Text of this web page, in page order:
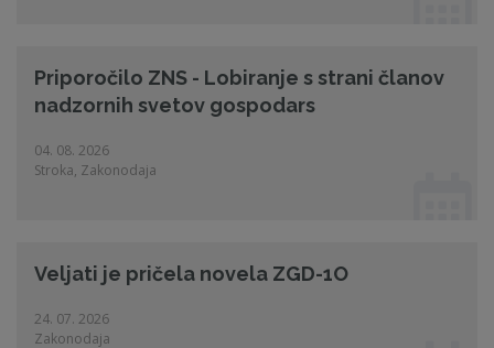
Priporočilo ZNS - Lobiranje s strani članov
nadzornih svetov gospodars
04. 08. 2026
Stroka, Zakonodaja
Veljati je pričela novela ZGD-1O
24. 07. 2026
Zakonodaja